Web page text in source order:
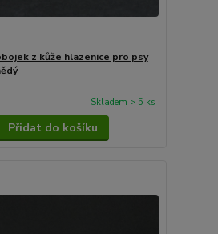
z kůže hlazenice pro psy
Skladem > 5 ks
Přidat do košíku